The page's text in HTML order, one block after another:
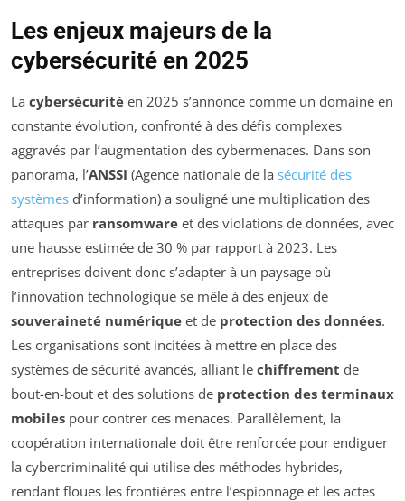
Les enjeux majeurs de la
cybersécurité en 2025
La cybersécurité en 2025 s’annonce comme un domaine en
constante évolution, confronté à des défis complexes
aggravés par l’augmentation des cybermenaces. Dans son
panorama, l’ANSSI (Agence nationale de la sécurité des
systèmes d’information) a souligné une multiplication des
attaques par ransomware et des violations de données, avec
une hausse estimée de 30 % par rapport à 2023. Les
entreprises doivent donc s’adapter à un paysage où
l’innovation technologique se mêle à des enjeux de
souveraineté numérique et de protection des données.
Les organisations sont incitées à mettre en place des
systèmes de sécurité avancés, alliant le chiffrement de
bout-en-bout et des solutions de protection des terminaux
mobiles pour contrer ces menaces. Parallèlement, la
coopération internationale doit être renforcée pour endiguer
la cybercriminalité qui utilise des méthodes hybrides,
rendant floues les frontières entre l’espionnage et les actes